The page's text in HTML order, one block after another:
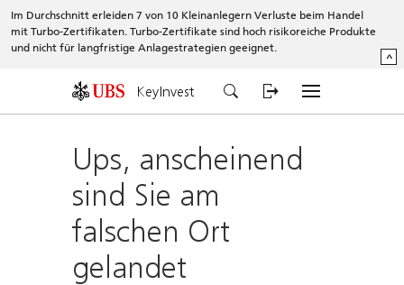
Im Durchschnitt erleiden 7 von 10 Kleinanlegern Verluste beim Handel
mit Turbo-Zertifikaten. Turbo-Zertifikate sind hoch risikoreiche Produkte
und nicht für langfristige Anlagestrategien geeignet.
^
KeyInvest
Ups, anscheinend
sind Sie am
falschen Ort
gelandet